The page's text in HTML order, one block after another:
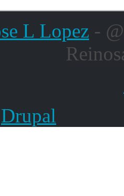
L Lopez -
Drupal